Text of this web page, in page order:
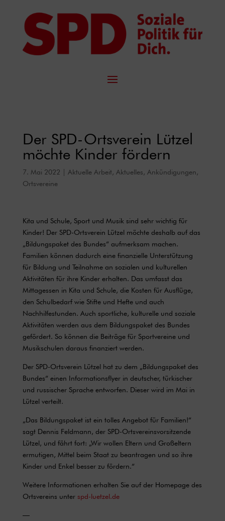
Der SPD-Ortsverein Lützel
möchte Kinder fördern
7. Mai 2022 Aktuelle Arbeit, Aktuelles, Ankündigungen,
Ortsvereine
Kita und Schule, Sport und Musik sind sehr wichtig für
Kinder! Der SPD-Ortsverein Lützel möchte deshalb auf das
„Bildungspaket des Bundes“ aufmerksam machen.
Familien können dadurch eine finanzielle Unterstützung
für Bildung und Teilnahme an sozialen und kulturellen
Aktivitäten für ihre Kinder erhalten. Das umfasst das
Mittagessen in Kita und Schule, die Kosten für Ausflüge,
den Schulbedarf wie Stifte und Hefte und auch
Nachhilfestunden. Auch sportliche, kulturelle und soziale
Aktivitäten werden aus dem Bildungspaket des Bundes
gefördert. So können die Beiträge für Sportvereine und
Musikschulen daraus finanziert werden.
Der SPD-Ortsverein Lützel hat zu dem „Bildungspaket des
Bundes“ einen Informationsflyer in deutscher, türkischer
und russischer Sprache entworfen. Dieser wird im Mai in
Lützel verteilt.
„Das Bildungspaket ist ein tolles Angebot für Familien!“
sagt Dennis Feldmann, der SPD-Ortsvereinsvorsitzende
Lützel, und fährt fort: „Wir wollen Eltern und Großeltern
ermutigen, Mittel beim Staat zu beantragen und so ihre
Kinder und Enkel besser zu fördern.“
Weitere Informationen erhalten Sie auf der Homepage des
Ortsvereins unter spd-luetzel.de
—